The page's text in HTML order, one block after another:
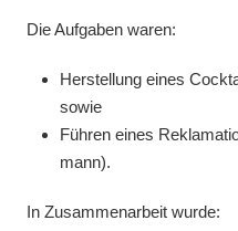
Die Aufgaben waren:
Herstellung eines
sowie
Führen eines
mann).
In Zusammenarbeit wurde: